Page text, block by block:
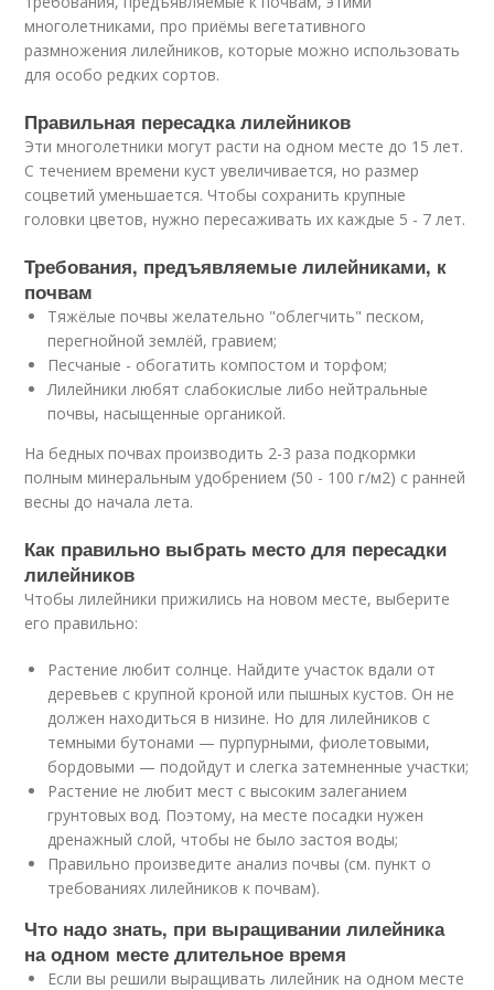
многолетниками, про приёмы вегетативного
размножения лилейников, которые можно использовать
для особо редких сортов.
Правильная пересадка лилейников
Эти многолетники могут расти на одном месте до 15 лет.
С течением времени куст увеличивается, но размер
соцветий уменьшается. Чтобы сохранить крупные
головки цветов, нужно пересаживать их каждые 5 - 7 лет.
Требования, предъявляемые лилейниками, к
почвам
Тяжёлые почвы желательно "облегчить" песком,
перегнойной землёй, гравием;
Песчаные - обогатить компостом и торфом;
Лилейники любят слабокислые либо нейтральные
почвы, насыщенные органикой.
На бедных почвах производить 2-3 раза подкормки
полным минеральным удобрением (50 - 100 г/м2) с ранней
весны до начала лета.
Как правильно выбрать место для пересадки
лилейников
Чтобы лилейники прижились на новом месте, выберите
его правильно:
Растение любит солнце. Найдите участок вдали от
деревьев с крупной кроной или пышных кустов. Он не
должен находиться в низине. Но для лилейников с
темными бутонами — пурпурными, фиолетовыми,
бордовыми — подойдут и слегка затемненные участки;
Растение не любит мест с высоким залеганием
грунтовых вод. Поэтому, на месте посадки нужен
дренажный слой, чтобы не было застоя воды;
Правильно произведите анализ почвы (см. пункт о
требованиях лилейников к почвам).
Что надо знать, при выращивании лилейника
на одном месте длительное время
Если вы решили выращивать лилейник на одном месте